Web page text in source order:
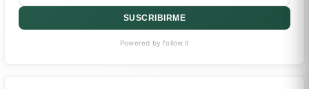
SUSCRIBIRME
Powered by follow.it